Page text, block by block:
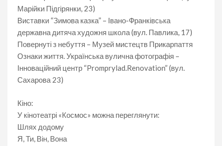
Марійки Підгірянки, 23)
Виставки “Зимова казка” – Івано-Франківська
державна дитяча художня школа (вул. Павлика, 17)
Повернуті з небуття – Музей мистецтв Прикарпаття
Ознаки життя. Українська вулична фотографія –
Інноваційний центр “Promprylad.Renovation” (вул.
Сахарова 23)
Кіно:
У кінотеатрі «Космос» можна переглянути:
Шлях додому
Я, Ти, Він, Вона